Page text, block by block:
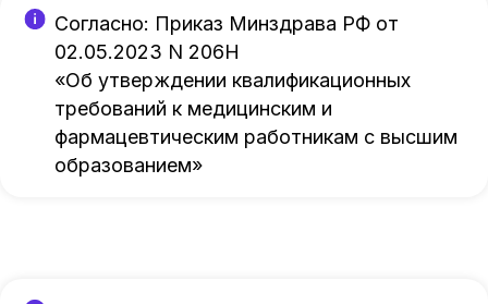
Согласно: Приказ Минздрава РФ от
02.05.2023 N 206Н
«Об утверждении квалификационных
требований к медицинским и
фармацевтическим работникам с высшим
образованием»